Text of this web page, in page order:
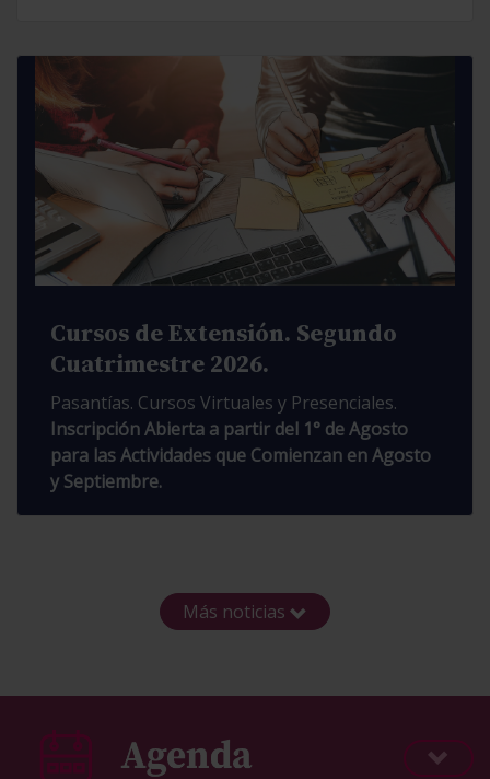
Cursos de Extensión. Segundo
Cuatrimestre 2026.
Pasantías. Cursos Virtuales y Presenciales.
Inscripción Abierta a partir del 1° de Agosto
para las Actividades que Comienzan en Agosto
y Septiembre.
Más noticias